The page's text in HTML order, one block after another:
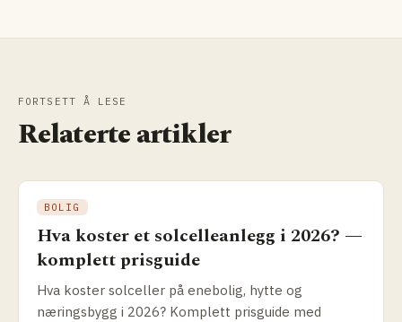
FORTSETT Å LESE
Relaterte artikler
BOLIG
Hva koster et solcelleanlegg i 2026? —
komplett prisguide
Hva koster solceller på enebolig, hytte og
næringsbygg i 2026? Komplett prisguide med